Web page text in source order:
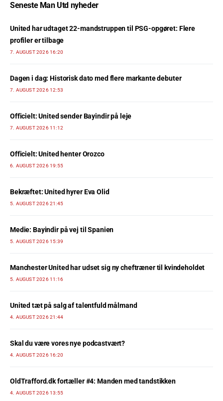
Seneste Man Utd nyheder
United har udtaget 22-mandstruppen til PSG-opgøret: Flere
profiler er tilbage
7. AUGUST 2026 16:20
Dagen i dag: Historisk dato med flere markante debuter
7. AUGUST 2026 12:53
Officielt: United sender Bayindir på leje
7. AUGUST 2026 11:12
Officielt: United henter Orozco
6. AUGUST 2026 19:55
Bekræftet: United hyrer Eva Olid
5. AUGUST 2026 21:45
Medie: Bayindir på vej til Spanien
5. AUGUST 2026 15:39
Manchester United har udset sig ny cheftræner til kvindeholdet
5. AUGUST 2026 11:16
United tæt på salg af talentfuld målmand
4. AUGUST 2026 21:44
Skal du være vores nye podcastvært?
4. AUGUST 2026 16:20
OldTrafford.dk fortæller #4: Manden med tandstikken
4. AUGUST 2026 13:55